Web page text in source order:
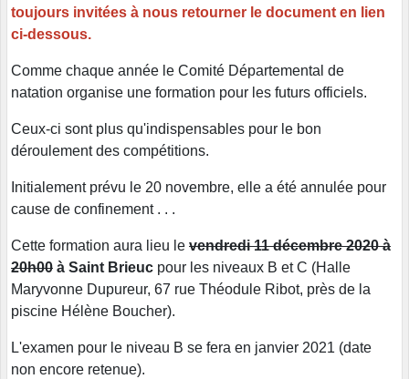
toujours invitées à nous retourner le document en lien
ci-dessous.
Comme chaque année le Comité Départemental de
natation organise une formation pour les futurs officiels.
Ceux-ci sont plus qu'indispensables pour le bon
déroulement des compétitions.
Initialement prévu le 20 novembre, elle a été annulée pour
cause de confinement . . .
Cette formation aura lieu le vendredi 11 décembre 2020 à
20h00 à Saint Brieuc pour les niveaux B et C (Halle
Maryvonne Dupureur, 67 rue Théodule Ribot, près de la
piscine Hélène Boucher).
L'examen pour le niveau B se fera en janvier 2021 (date
non encore retenue).